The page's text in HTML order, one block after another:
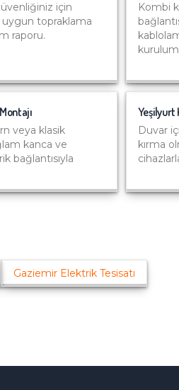
için
topraklama
raporu.
Kombi
veya klasik
kanca ve
bağlantısıyla
Yeşilyurt
Duvar
kırma
Gaziemir Elektrik Tesisatı